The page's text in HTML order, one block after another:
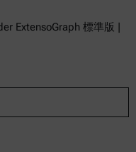
ExtensoGraph 標準版 |